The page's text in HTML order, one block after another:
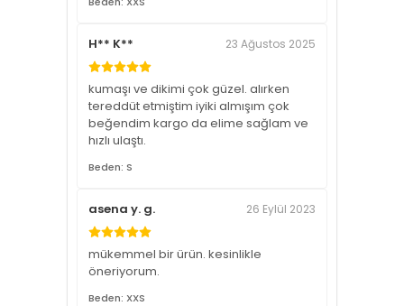
H** K** 23 Ağustos 2025
kumaşı ve dikimi çok güzel. alırken
tereddüt etmiştim iyiki almışım çok
beğendim kargo da elime sağlam ve
hızlı ulaştı.
Beden: S
asena y. g. 26 Eylül 2023
mükemmel bir ürün. kesinlikle
öneriyorum.
Beden: XXS